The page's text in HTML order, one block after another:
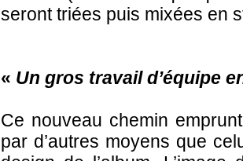
seront triées puis mixées en
« Un gros travail d’équipe
Ce nouveau chemin
par d’autres moyens que